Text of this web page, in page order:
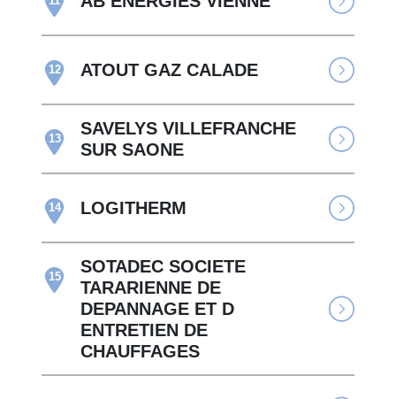
12 ATOUT GAZ CALADE
13
SAVELYS VILLEFRANCHE
SUR SAONE
14 LOGITHERM
15
SOTADEC SOCIETE
TARARIENNE DE
DEPANNAGE ET D
ENTRETIEN DE
CHAUFFAGES